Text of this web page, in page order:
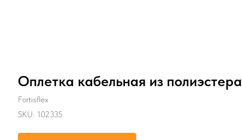
Оплетка кабельная из полиэстера
Fortisflex
SKU: 102335